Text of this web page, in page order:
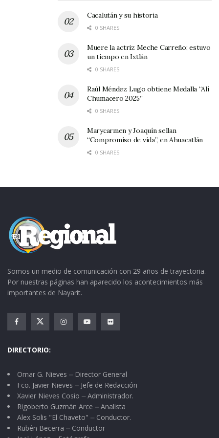
amabilidad y la disposición del local; ya que en
resumidas cuentas – explicó – todo se llevó a
cabo de manera voluntaria y sin fines de lucro.
En un emotivo discurso sobre las ‘inquietudes’ a
Joaquín Reyes presentó algunas
recomendaciones que ofrece la Palabra de Dios
Cacalután y su historia
0 SHARES
Muere la actriz Meche Carreño; estuvo
un tiempo en Ixtlán
0 SHARES
Raúl Méndez Lugo obtiene Medalla “Alí
Chumacero 2025”
0 SHARES
Marycarmen y Joaquín sellan
“Compromiso de vida”, en Ahuacatlán
0 SHARES
Somos un medio de comunicación con 29 años de trayectoria.
Por nuestras páginas han aparecido los acontecimientos más
importantes de Nayarit.
DIRECTORIO:
Omar G. Nieves ⏤ Director General
Fco. Javier Nieves ⏤ Jefe de Redacción
Xavier Nieves Cosio ⏤ Administrador.
Rigoberto Guzmán Arce ⏤ Analista
Alex Solis "El Chaveto" ⏤ Conductor.
Rubén Becerra ⏤ Conductor